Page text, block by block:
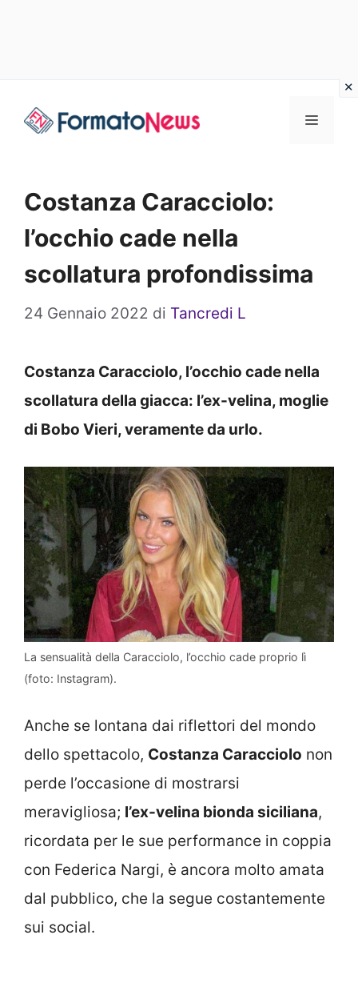
Menu
Costanza Caracciolo:
l’occhio cade nella
scollatura profondissima
24 Gennaio 2022 di Tancredi L
Costanza Caracciolo, l’occhio cade nella
scollatura della giacca: l’ex-velina, moglie
di Bobo Vieri, veramente da urlo.
La sensualità della Caracciolo, l’occhio cade proprio lì
(foto: Instagram).
Anche se lontana dai riflettori del mondo
dello spettacolo, Costanza Caracciolo non
perde l’occasione di mostrarsi
meravigliosa; l’ex-velina bionda siciliana,
ricordata per le sue performance in coppia
con Federica Nargi, è ancora molto amata
dal pubblico, che la segue costantemente
sui social.